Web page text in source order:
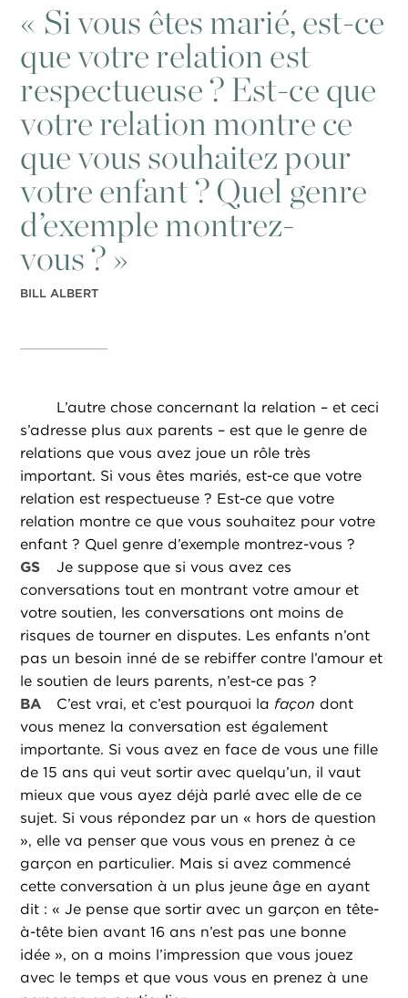
« Si vous êtes marié, est-ce
que votre relation est
respectueuse ? Est-ce que
votre relation montre ce
que vous souhaitez pour
votre enfant ? Quel genre
d’exemple montrez-
vous ? »
BILL ALBERT
L’autre chose concernant la relation – et ceci
s’adresse plus aux parents – est que le genre de
relations que vous avez joue un rôle très
important. Si vous êtes mariés, est-ce que votre
relation est respectueuse ? Est-ce que votre
relation montre ce que vous souhaitez pour votre
enfant ? Quel genre d’exemple montrez-vous ?
GS
Je suppose que si vous avez ces
conversations tout en montrant votre amour et
votre soutien, les conversations ont moins de
risques de tourner en disputes. Les enfants n’ont
pas un besoin inné de se rebiffer contre l’amour et
le soutien de leurs parents, n’est-ce pas ?
BA
C’est vrai, et c’est pourquoi la façon dont
vous menez la conversation est également
importante. Si vous avez en face de vous une fille
de 15 ans qui veut sortir avec quelqu’un, il vaut
mieux que vous ayez déjà parlé avec elle de ce
sujet. Si vous répondez par un « hors de question
», elle va penser que vous vous en prenez à ce
garçon en particulier. Mais si avez commencé
cette conversation à un plus jeune âge en ayant
dit : « Je pense que sortir avec un garçon en tête-
à-tête bien avant 16 ans n’est pas une bonne
idée », on a moins l’impression que vous jouez
avec le temps et que vous vous en prenez à une